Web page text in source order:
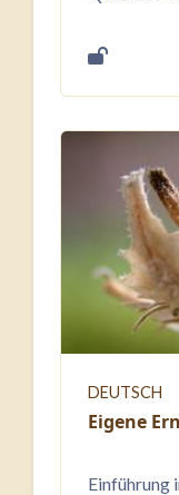
DEUTSCH
Eigene
Einführung